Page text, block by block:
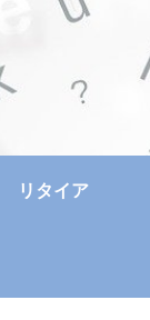
リタイア